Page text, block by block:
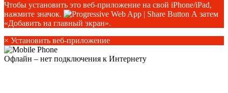
Чтобы установить это веб-приложение на свой iPhone/iPad,
нажмите значок.
А затем
«Добавить на главный экран».
× Установить веб-приложение
Офлайн – нет подключения к Интернету